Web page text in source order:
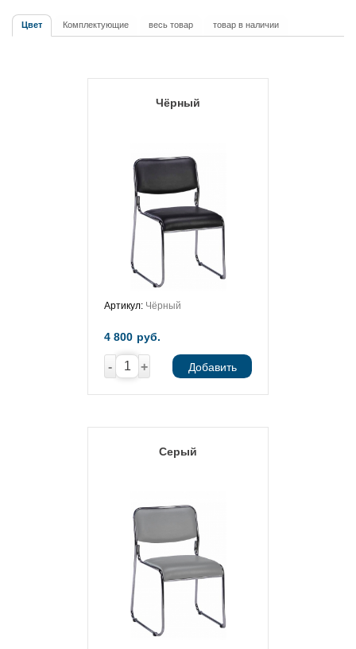
Цвет Комплектующие весь товар товар в наличии
Чёрный
Артикул: Чёрный
4 800 руб.
- + Добавить
Серый